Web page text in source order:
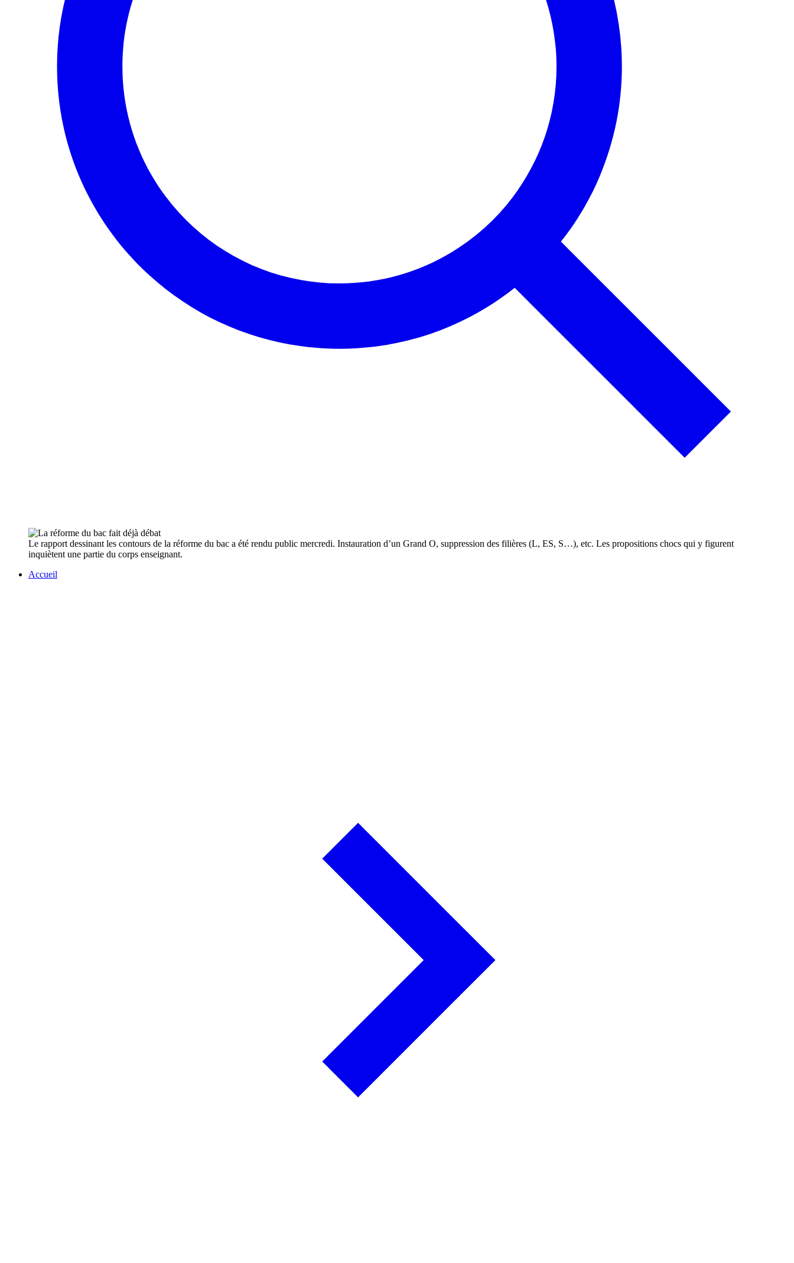
Le rapport dessinant les contours de la réforme du bac a été rendu public mercredi. Instauration d’un Grand O, suppression des filières (L, ES, S…), etc. Les propositions chocs qui y figurent
inquiètent une partie du corps enseignant.
Accueil